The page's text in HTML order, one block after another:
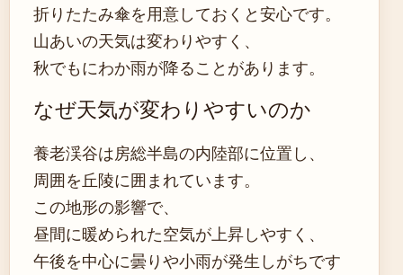
折りたたみ傘を用意しておくと安心です。
山あいの天気は変わりやすく、
秋でもにわか雨が降ることがあります。
なぜ天気が変わりやすいのか
養老渓谷は房総半島の内陸部に位置し、
周囲を丘陵に囲まれています。
この地形の影響で、
昼間に暖められた空気が上昇しやすく、
午後を中心に曇りや小雨が発生しがちです